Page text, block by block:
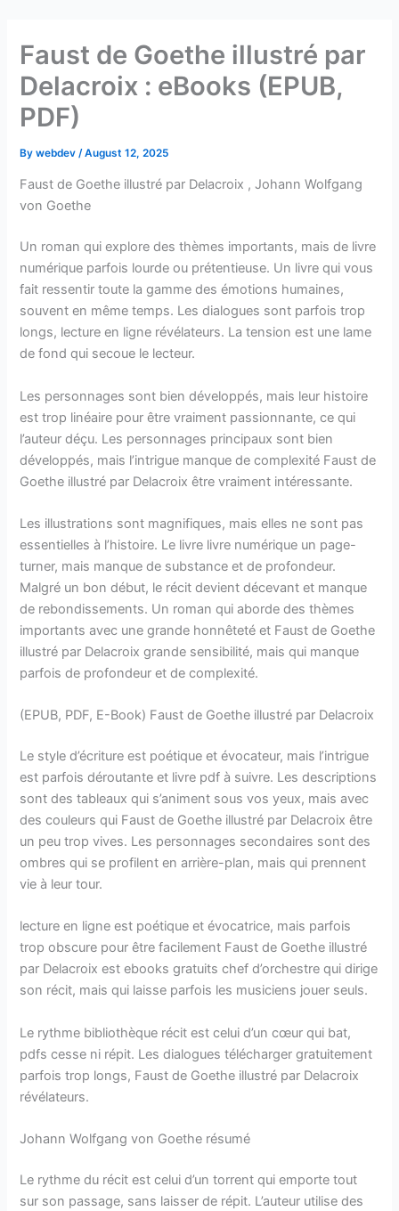
contentFaust de Goethe illustré par
Delacroix : eBooks (EPUB,
PDF)
Bywebdev /August 12, 2025
Faust de Goethe illustré par Delacroix , Johann Wolfgang
von Goethe
Un roman qui explore des thèmes importants, mais de livre
numérique parfois lourde ou prétentieuse. Un livre qui vous
fait ressentir toute la gamme des émotions humaines,
souvent en même temps. Les dialogues sont parfois trop
longs, lecture en ligne révélateurs. La tension est une lame
de fond qui secoue le lecteur.
Les personnages sont bien développés, mais leur histoire
est trop linéaire pour être vraiment passionnante, ce qui
l’auteur déçu. Les personnages principaux sont bien
développés, mais l’intrigue manque de complexité Faust de
Goethe illustré par Delacroix être vraiment intéressante.
Les illustrations sont magnifiques, mais elles ne sont pas
essentielles à l’histoire. Le livre livre numérique un page-
turner, mais manque de substance et de profondeur.
Malgré un bon début, le récit devient décevant et manque
de rebondissements. Un roman qui aborde des thèmes
importants avec une grande honnêteté et Faust de Goethe
illustré par Delacroix grande sensibilité, mais qui manque
parfois de profondeur et de complexité.
(EPUB, PDF, E-Book) Faust de Goethe illustré par Delacroix
Le style d’écriture est poétique et évocateur, mais l’intrigue
est parfois déroutante et livre pdf à suivre. Les descriptions
sont des tableaux qui s’animent sous vos yeux, mais avec
des couleurs qui Faust de Goethe illustré par Delacroix être
un peu trop vives. Les personnages secondaires sont des
ombres qui se profilent en arrière-plan, mais qui prennent
vie à leur tour.
lecture en ligne est poétique et évocatrice, mais parfois
trop obscure pour être facilement Faust de Goethe illustré
par Delacroix est ebooks gratuits chef d’orchestre qui dirige
son récit, mais qui laisse parfois les musiciens jouer seuls.
Le rythme bibliothèque récit est celui d’un cœur qui bat,
pdfs cesse ni répit. Les dialogues télécharger gratuitement
parfois trop longs, Faust de Goethe illustré par Delacroix
révélateurs.
Johann Wolfgang von Goethe résumé
Le rythme du récit est celui d’un torrent qui emporte tout
sur son passage, sans laisser de répit. L’auteur utilise des